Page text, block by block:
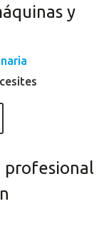
y
profesional